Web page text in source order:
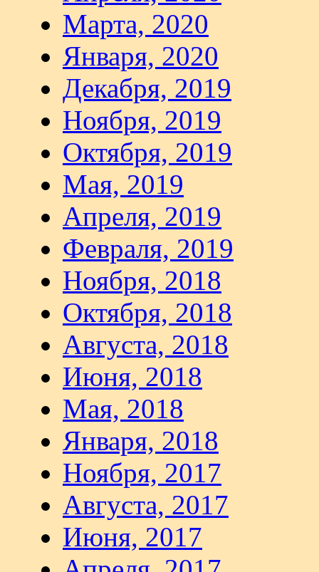
Марта, 2020
Января, 2020
Декабря, 2019
Ноября, 2019
Октября, 2019
Мая, 2019
Апреля, 2019
Февраля, 2019
Ноября, 2018
Октября, 2018
Августа, 2018
Июня, 2018
Мая, 2018
Января, 2018
Ноября, 2017
Августа, 2017
Июня, 2017